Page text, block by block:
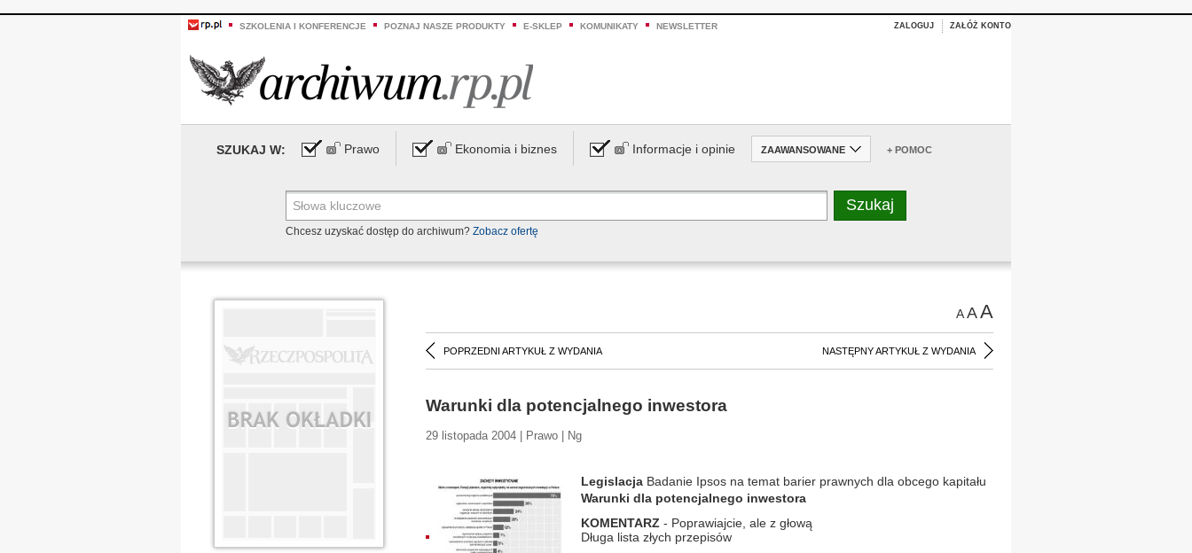
SZKOLENIA I KONFERENCJE POZNAJ NASZE PRODUKTY E-SKLEP KOMUNIKATY NEWSLETTER ZALOGUJ ZAŁÓŻ KONTO
SZUKAJ W: Prawo Ekonomia i biznes Informacje i opinie ZAAWANSOWANE + POMOC
Chcesz uzyskać dostęp do archiwum? Zobacz ofertę
AAA
POPRZEDNI ARTYKUŁ Z WYDANIA NASTĘPNY ARTYKUŁ Z WYDANIA
Warunki dla potencjalnego inwestora
29 listopada 2004 | Prawo | Ng
Legislacja Badanie Ipsos na temat barier prawnych dla obcego kapitału
Warunki dla potencjalnego inwestora
KOMENTARZ - Poprawiajcie, ale z głową
Długa lista złych przepisów